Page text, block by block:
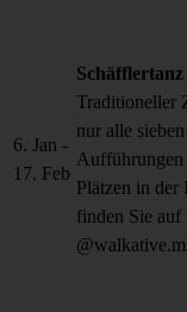
6. Jan -
17. Feb
Traditioneller
nur alle
Aufführungen
Plätzen in der
finden Sie auf